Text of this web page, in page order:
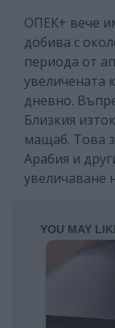
ОПЕК+ вече
добива с
периода от
увеличената
дневно.
Близкия
мащаб. Това
Арабия и
увеличаване